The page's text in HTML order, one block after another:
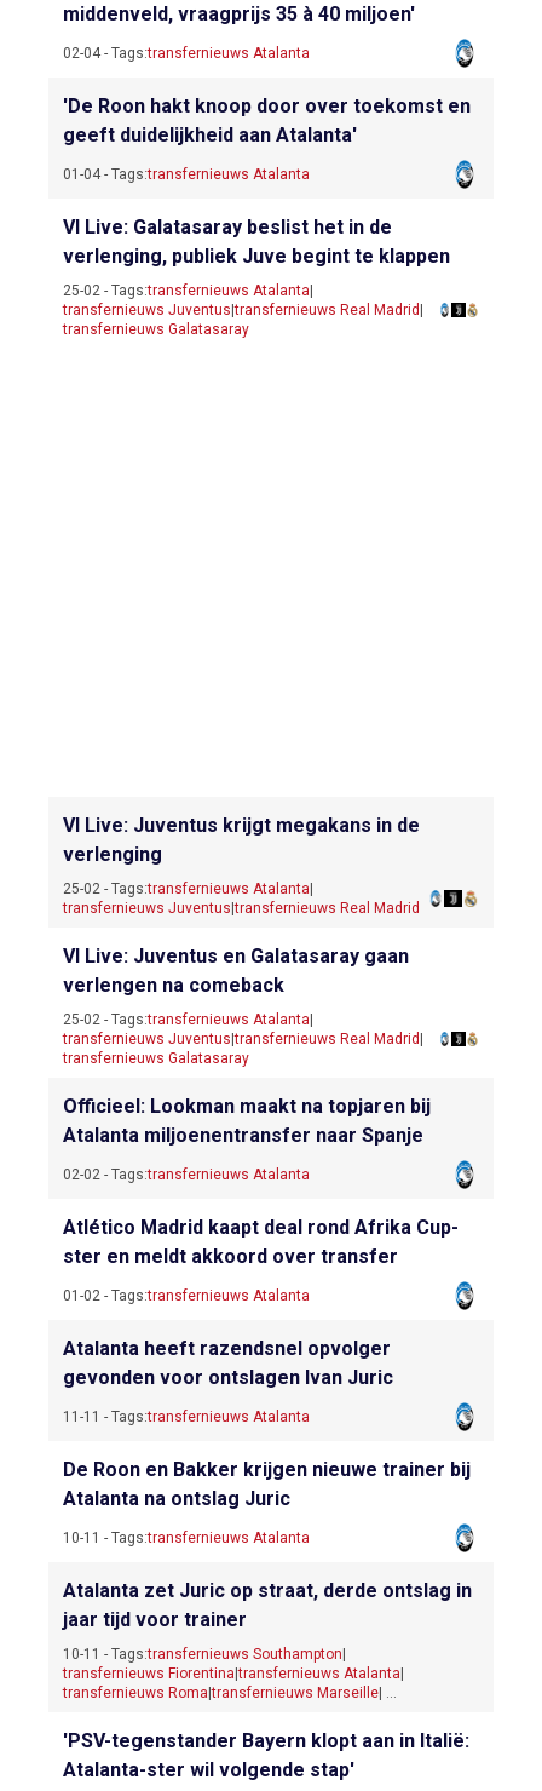
middenveld, vraagprijs 35 à 40 miljoen'
02-04 - Tags:transfernieuws Atalanta
'De Roon hakt knoop door over toekomst en
geeft duidelijkheid aan Atalanta'
01-04 - Tags:transfernieuws Atalanta
VI Live: Galatasaray beslist het in de
verlenging, publiek Juve begint te klappen
25-02 - Tags:transfernieuws Atalanta|
transfernieuws Juventus|transfernieuws Real Madrid |
transfernieuws Galatasaray
VI Live: Juventus krijgt megakans in de
verlenging
25-02 - Tags:transfernieuws Atalanta|
transfernieuws Juventus|transfernieuws Real Madrid
VI Live: Juventus en Galatasaray gaan
verlengen na comeback
25-02 - Tags:transfernieuws Atalanta|
transfernieuws Juventus|transfernieuws Real Madrid |
transfernieuws Galatasaray
Officieel: Lookman maakt na topjaren bij
Atalanta miljoenentransfer naar Spanje
02-02 - Tags:transfernieuws Atalanta
Atlético Madrid kaapt deal rond Afrika Cup-
ster en meldt akkoord over transfer
01-02 - Tags:transfernieuws Atalanta
Atalanta heeft razendsnel opvolger
gevonden voor ontslagen Ivan Juric
11-11 - Tags:transfernieuws Atalanta
De Roon en Bakker krijgen nieuwe trainer bij
Atalanta na ontslag Juric
10-11 - Tags:transfernieuws Atalanta
Atalanta zet Juric op straat, derde ontslag in
jaar tijd voor trainer
10-11 - Tags:transfernieuws Southampton|
transfernieuws Fiorentina|transfernieuws Atalanta|
transfernieuws Roma|transfernieuws Marseille| ...
'PSV-tegenstander Bayern klopt aan in Italië:
Atalanta-ster wil volgende stap'